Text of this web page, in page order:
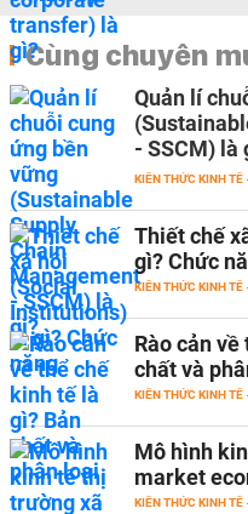
Cùng chuyên
Quản lí
- SSCM) là
KIẾN THỨC KINH TẾ
Thiết chế
gì? Chức
KIẾN THỨC KINH TẾ
Rào cản
chất và
KIẾN THỨC KINH TẾ
Mô hình
market
KIẾN THỨC KINH TẾ